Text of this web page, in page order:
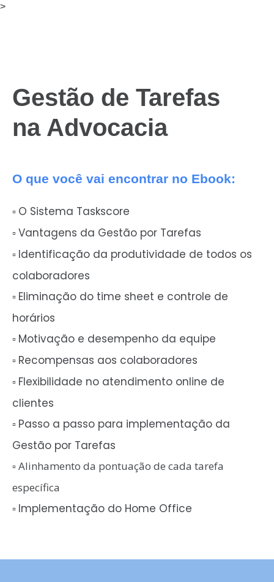
>
Gestão de Tarefas
na Advocacia
O que você vai encontrar no Ebook:
▫️ O Sistema Taskscore
▫️ Vantagens da Gestão por Tarefas
▫️ Identificação da produtividade de todos os
colaboradores
▫️ Eliminação do time sheet e controle de
horários
▫️ Motivação e desempenho da equipe
▫️ Recompensas aos colaboradores
▫️ Flexibilidade no atendimento online de
clientes
▫️ Passo a passo para implementação da
Gestão por Tarefas
▫️ Alinhamento da pontuação de cada tarefa
específica
▫️ Implementação do Home Office